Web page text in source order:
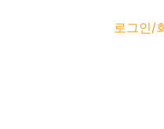
로그인/